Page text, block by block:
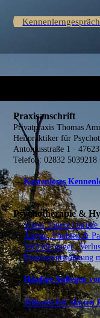
Praxisanschrift
Privatpraxis Thomas
Heilpraktiker für
Antoniusstraße 1 ·
Telefon: 02832 5039218
→Kostenloses
Psychotherapie &
→Stress, innere
→Ängste, Phobien &
→Veränderungen,
→Raucherentwöhnung
→Häufige Anliegen
⚠️Hinweis bei akuten